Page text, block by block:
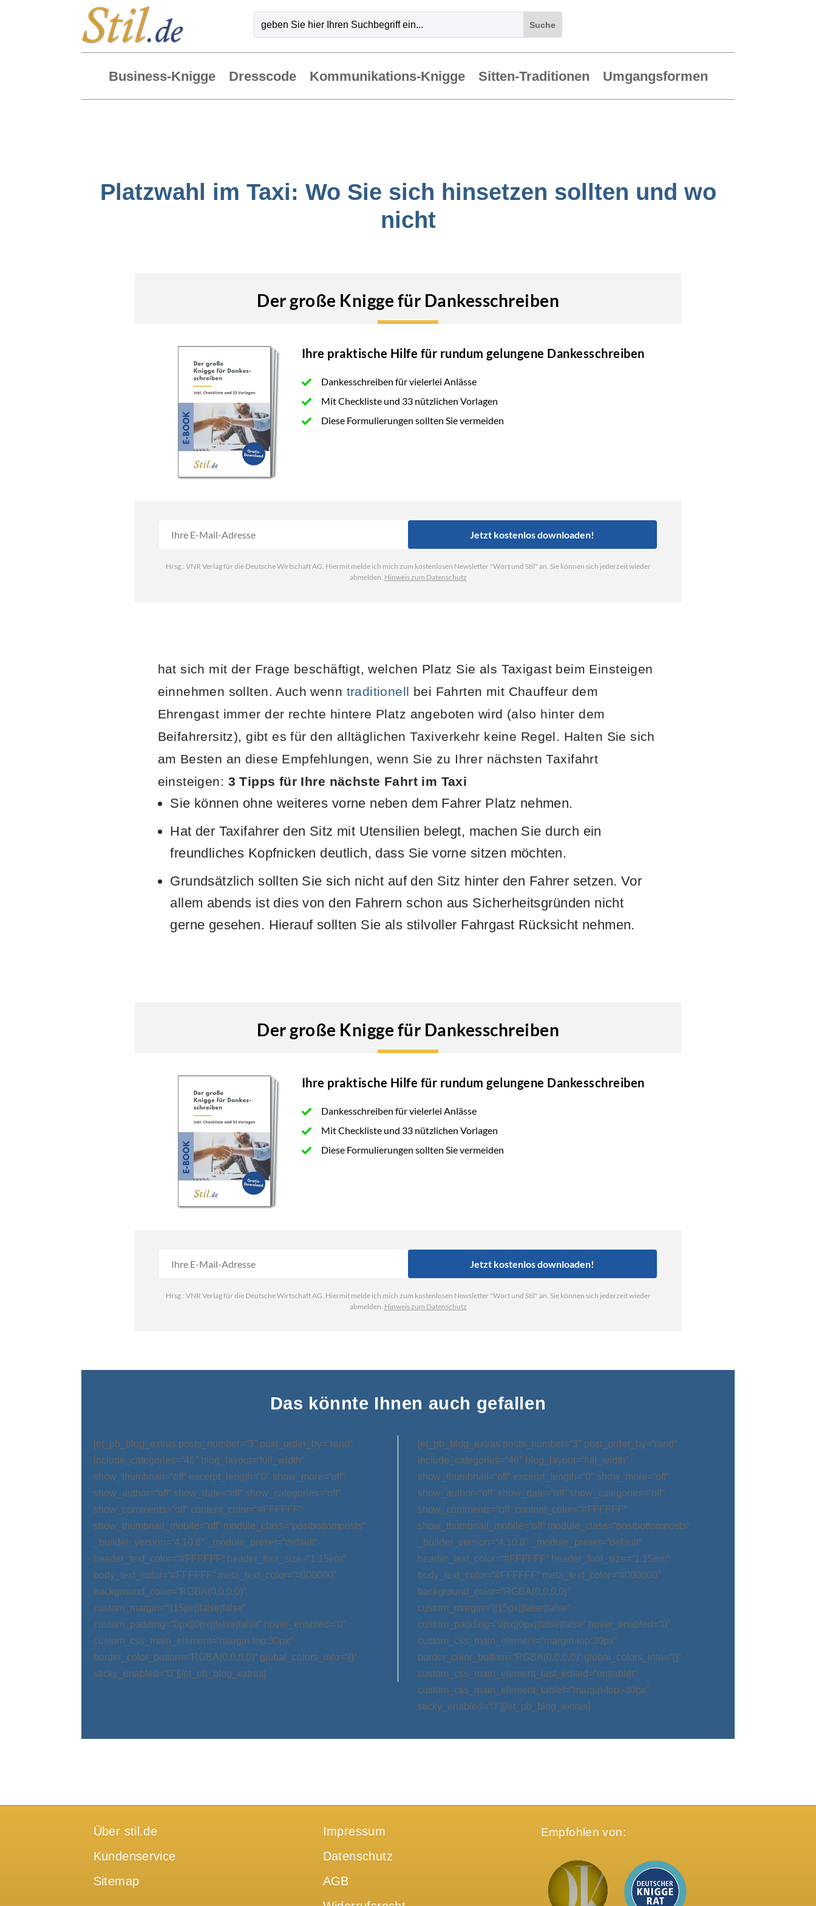
Business-Knigge Dresscode Kommunikations-Knigge Sitten-Traditionen Umgangsformen
Platzwahl im Taxi: Wo Sie sich hinsetzen sollten und wo
nicht
hat sich mit der Frage beschäftigt, welchen Platz Sie als Taxigast beim Einsteigen
einnehmen sollten. Auch wenn traditionell bei Fahrten mit Chauffeur dem
Ehrengast immer der rechte hintere Platz angeboten wird (also hinter dem
Beifahrersitz), gibt es für den alltäglichen Taxiverkehr keine Regel. Halten Sie sich
am Besten an diese Empfehlungen, wenn Sie zu Ihrer nächsten Taxifahrt
einsteigen: 3 Tipps für Ihre nächste Fahrt im Taxi
Sie können ohne weiteres vorne neben dem Fahrer Platz nehmen.
Hat der Taxifahrer den Sitz mit Utensilien belegt, machen Sie durch ein
freundliches Kopfnicken deutlich, dass Sie vorne sitzen möchten.
Grundsätzlich sollten Sie sich nicht auf den Sitz hinter den Fahrer setzen. Vor
allem abends ist dies von den Fahrern schon aus Sicherheitsgründen nicht
gerne gesehen. Hierauf sollten Sie als stilvoller Fahrgast Rücksicht nehmen.
Das könnte Ihnen auch gefallen
[et_pb_blog_extras posts_number=“3″ post_order_by=“rand“
include_categories=“46″ blog_layout=“full_width“
show_thumbnail=“off“ excerpt_length=“0″ show_more=“off“
show_author=“off“ show_date=“off“ show_categories=“off“
show_comments=“off“ content_color=“#FFFFFF“
show_thumbnail_mobile=“off“ module_class=“postbottomposts“
_builder_version=“4.10.8″ _module_preset=“default“
header_text_color=“#FFFFFF“ header_font_size=“1.15em“
body_text_color=“#FFFFFF“ meta_text_color=“#000000″
background_color=“RGBA(0,0,0,0)“
custom_margin=“||15px||false|false“
custom_padding=“0px||0px||false|false“ hover_enabled=“0″
custom_css_main_element=“margin-top:30px“
border_color_bottom=“RGBA(0,0,0,0)“ global_colors_info=“{}“
sticky_enabled=“0″][/et_pb_blog_extras]
[et_pb_blog_extras posts_number=“3″ post_order_by=“rand“
include_categories=“46″ blog_layout=“full_width“
show_thumbnail=“off“ excerpt_length=“0″ show_more=“off“
show_author=“off“ show_date=“off“ show_categories=“off“
show_comments=“off“ content_color=“#FFFFFF“
show_thumbnail_mobile=“off“ module_class=“postbottomposts“
_builder_version=“4.10.8″ _module_preset=“default“
header_text_color=“#FFFFFF“ header_font_size=“1.15em“
body_text_color=“#FFFFFF“ meta_text_color=“#000000″
background_color=“RGBA(0,0,0,0)“
custom_margin=“||15px||false|false“
custom_padding=“0px||0px||false|false“ hover_enabled=“0″
custom_css_main_element=“margin-top:30px“
border_color_bottom=“RGBA(0,0,0,0)“ global_colors_info=“{}“
custom_css_main_element_last_edited=“on|tablet“
custom_css_main_element_tablet=“margin-top:-30px“
sticky_enabled=“0″][/et_pb_blog_extras]
Über stil.de
Kundenservice
Sitemap
Impressum
Datenschutz
AGB
Empfohlen von: